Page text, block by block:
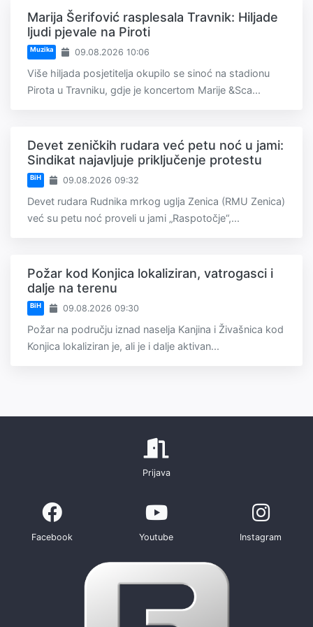
Marija Šerifović rasplesala Travnik: Hiljade
ljudi pjevale na Piroti
Muzika 09.08.2026 10:06
Više hiljada posjetitelja okupilo se sinoć na stadionu
Pirota u Travniku, gdje je koncertom Marije &Sca...
Devet zeničkih rudara već petu noć u jami:
Sindikat najavljuje priključenje protestu
BiH 09.08.2026 09:32
Devet rudara Rudnika mrkog uglja Zenica (RMU Zenica)
već su petu noć proveli u jami „Raspotočje“,...
Požar kod Konjica lokaliziran, vatrogasci i
dalje na terenu
BiH 09.08.2026 09:30
Požar na području iznad naselja Kanjina i Živašnica kod
Konjica lokaliziran je, ali je i dalje aktivan...
Prijava
Facebook Youtube Instagram